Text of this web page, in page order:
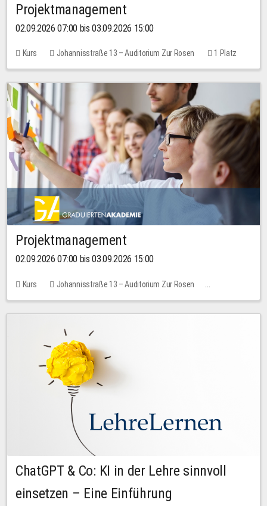
Projektmanagement
02.09.2026 07:00 bis 03.09.2026 15:00
Kurs Johannisstraße 13 – Auditorium Zur Rosen 1 Platz
Projektmanagement
02.09.2026 07:00 bis 03.09.2026 15:00
Kurs
Johannisstraße 13 – Auditorium Zur Rosen
Keine freien Plätze
30,00 EUR
ChatGPT & Co: KI in der Lehre sinnvoll
einsetzen – Eine Einführung